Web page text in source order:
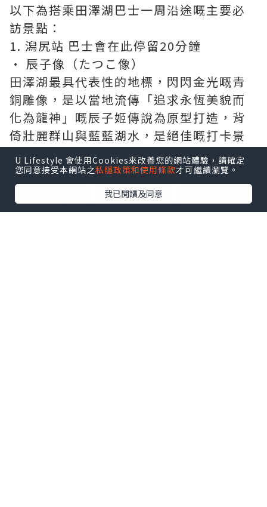
以下為搭乘田澤湖巴士一周沿途嘅主要必
訪景點：
1. 潟尻站 巴士會在此停留20分鐘
• 辰子像（たつこ像）
田澤湖最具代表性的地標，閃閃金光嘅青
銅雕像，是以當地流傳「追求永恆美貌而
化為龍神」嘅辰子姬傳說為原型打造，背
倚壯麗群山與藍藍湖水，是絕佳嘅打卡景
點。
點擊圖片放大
U Lifestyle 會使用Cookies來改善您的網站體驗，請確定
您同意接受本網站之私隱政策和使用條款才可繼續瀏覽。
我已閱讀及同意